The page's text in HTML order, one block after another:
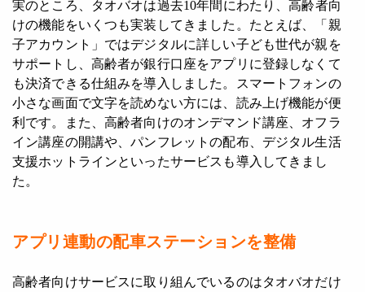
実のところ、タオバオは過去10年間にわたり、高齢者向
けの機能をいくつも実装してきました。たとえば、「親
子アカウント」ではデジタルに詳しい子ども世代が親を
サポートし、高齢者が銀行口座をアプリに登録しなくて
も決済できる仕組みを導入しました。スマートフォンの
小さな画面で文字を読めない方には、読み上げ機能が便
利です。また、高齢者向けのオンデマンド講座、オフラ
イン講座の開講や、パンフレットの配布、デジタル生活
支援ホットラインといったサービスも導入してきまし
た。
アプリ連動の配車ステーションを整備
高齢者向けサービスに取り組んでいるのはタオバオだけ